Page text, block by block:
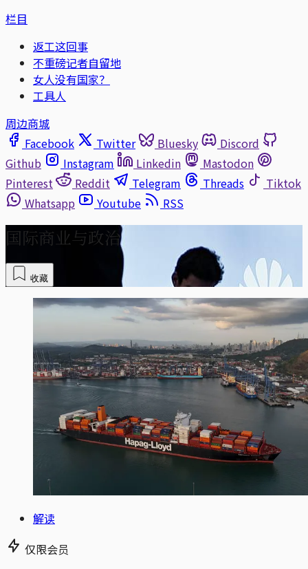
栏目
返工这回事
不重磅记者自留地
女人没有国家？
工具人
周边商城
Facebook
Twitter Bluesky
Discord
Github
Instagram Linkedin
Mastodon
Pinterest
Reddit Telegram Threads
Tiktok
Whatsapp
Youtube RSS
国际商业与政治
收藏
解读
仅限会员